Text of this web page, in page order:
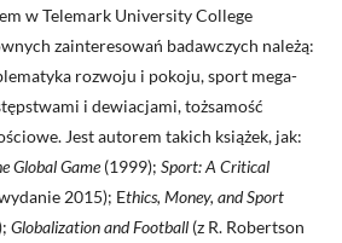
w Telemark University College
zainteresowań badawczych należą:
rozwoju i pokoju, sport mega-
i dewiacjami, tożsamość
Jest autorem takich książek, jak:
Global Game(1999); Sport: A Critical
2015); Ethics, Money, and Sport
Globalization and Football (z R. Robertson